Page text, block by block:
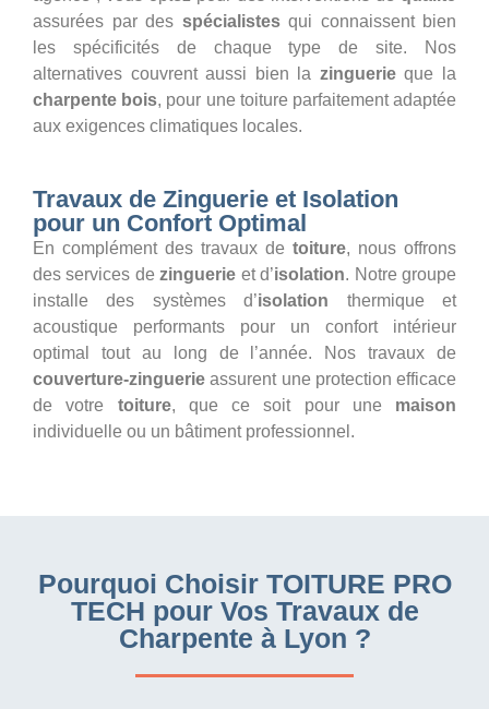
assurées par des spécialistesqui connaissent bien
les spécificités de chaque type de site. Nos
alternatives couvrent aussi bien la zinguerieque la
charpente bois, pour une toiture parfaitement adaptée
aux exigences climatiques locales.
Travaux de Zinguerie et Isolation
pour un Confort Optimal
En complément des travaux de toiture, nous offrons
des services dezinguerie et d’isolation. Notre groupe
installe des systèmes d’isolation thermique et
acoustique performants pour un confort intérieur
optimal tout au long de l’année. Nos travaux de
couverture-zinguerie assurent une protection efficace
de votre toiture, que ce soit pour une maison
individuelle ou un bâtiment professionnel.
Pourquoi Choisir TOITURE PRO
TECH pour Vos Travaux de
Charpente à Lyon ?